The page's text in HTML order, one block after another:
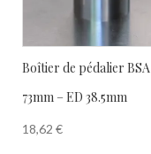
Boîtier de pédalier BSA
73mm – ED 38.5mm
18,62 €